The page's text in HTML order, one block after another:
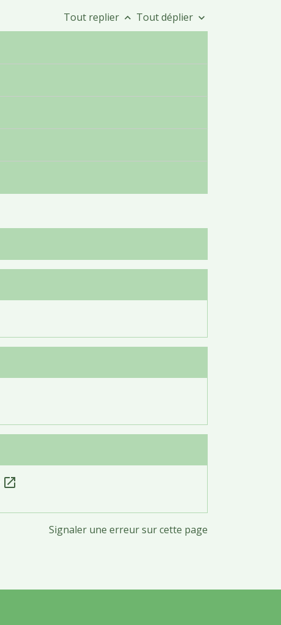
Tout replier keyboard_arrow_up Tout déplier keyboard_arrow_down
open_in_new
Signaler une erreur sur cette page